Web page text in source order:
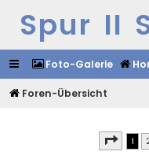
Spur II
Foto-Galerie
Foren-Übersicht
Seite
1